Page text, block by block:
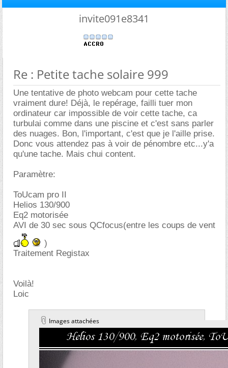
invite091e8341
Re : Petite tache solaire 999
Une tentative de photo webcam pour cette tache
vraiment dure! Déjà, le repérage, failli tuer mon
ordinateur car impossible de voir cette tache, ca
turbulai comme dans une piscine et c'est sans parler
des nuages. Bon, l'important, c'est que je l'aille prise.
Donc vous attendez pas à voir de pénombre etc...y'a
qu'une tache. Mais chui content.
Paramètre:
ToUcam pro II
Helios 130/900
Eq2 motorisée
AVI de 30 sec sous QCfocus(entre les coups de vent
)
Traitement Registax
Voilà!
Loic
Images attachées